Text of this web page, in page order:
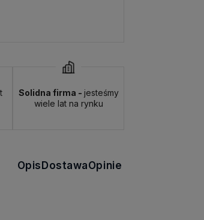
Solidna firma - jesteśmy
wiele lat na rynku
Opis DostawaOpinie